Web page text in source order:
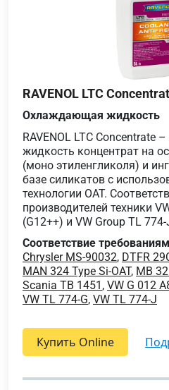
RAVENOL LTC
Охлаждающая жидкость
RAVENOL LTC
жидкость концентрат на
(моно этиленгликоля) и
базе силикатов с
технологии OAT.
производителей техники
(G12++) и VW Group TL
Соответствие
Chrysler MS-90032, DTFR
MAN 324 Type Si-OAT, MB
Scania TB 1451 , VW G 012
VW TL 774-G, VW TL 774-J
Купить Online